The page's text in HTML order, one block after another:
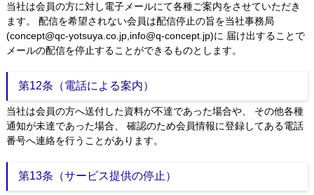
当社は会員の方に対し電子メールにて各種ご案内をさせていただき
ます。 配信を希望されない会員は配信停止の旨を当社事務局
(concept@qc-yotsuya.co.jp,info@q-concept.jp)に 届け出することで
メールの配信を停止することができるものとします。
第12条（電話による案内）
当社は会員の方へ送付した資料が不達であった場合や、 その他各種
通知が未達であった場合、 確認のため会員情報に登録してある電話
番号へ連絡を行うことがあります。
第13条（サービス提供の停止）